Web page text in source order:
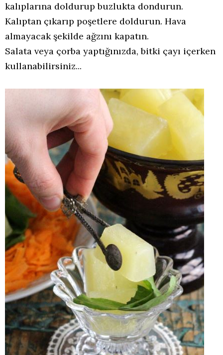
kalıplarına doldurup buzlukta dondurun.
Kalıptan çıkarıp poşetlere doldurun. Hava
almayacak şekilde ağzını kapatın.
Salata veya çorba yaptığınızda, bitki çayı içerken
kullanabilirsiniz...